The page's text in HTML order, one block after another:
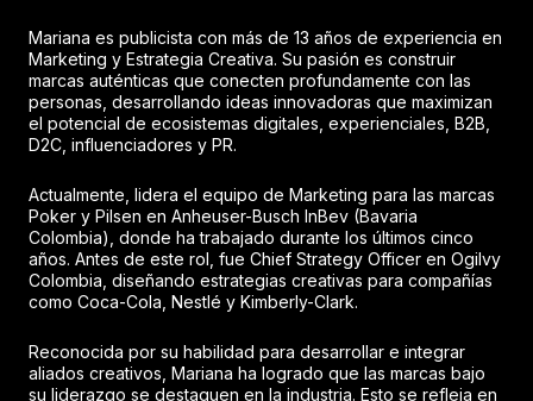
Mariana es publicista con más de 13 años de experiencia en
Marketing y Estrategia Creativa. Su pasión es construir
marcas auténticas que conecten profundamente con las
personas, desarrollando ideas innovadoras que maximizan
el potencial de ecosistemas digitales, experienciales, B2B,
D2C, influenciadores y PR.
Actualmente, lidera el equipo de Marketing para las marcas
Poker y Pilsen en Anheuser-Busch InBev (Bavaria
Colombia), donde ha trabajado durante los últimos cinco
años. Antes de este rol, fue Chief Strategy Officer en Ogilvy
Colombia, diseñando estrategias creativas para compañías
como Coca-Cola, Nestlé y Kimberly-Clark.
Reconocida por su habilidad para desarrollar e integrar
aliados creativos, Mariana ha logrado que las marcas bajo
su liderazgo se destaquen en la industria. Esto se refleja en